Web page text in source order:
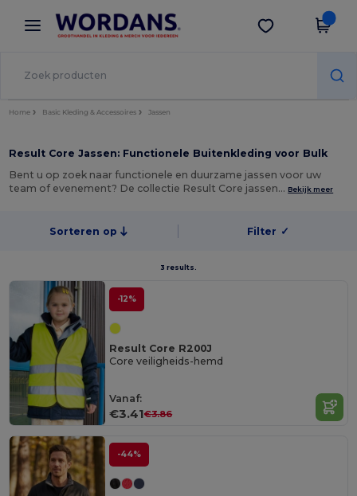
× Wordans-app
Betere prijzen in de app!
Download app
Home Basic Kleding & Accessoires Jassen
Result Core Jassen: Functionele Buitenkleding voor Bulk
Bent u op zoek naar functionele en duurzame jassen voor uw
team of evenement? De collectie Result Core jassen… Bekijk meer
Sorteren op Filter ✓
3 results.
-12%
Result Core R200J
Core veiligheids-hemd
Vanaf:
€3.41€3.86
-44%